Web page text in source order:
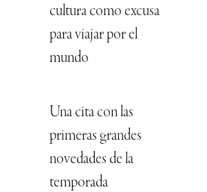
cultura como excusa
para viajar por el
mundo
Una cita con las
primeras grandes
novedades de la
temporada